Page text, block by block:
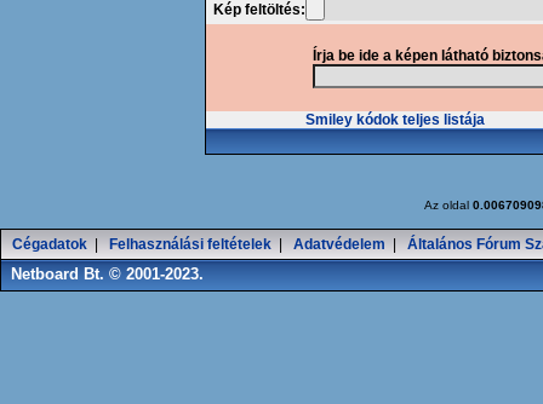
Kép feltöltés:
Írja be ide a képen látható
Smiley kódok teljes listája
Az oldal
Cégadatok Felhasználási feltételek Adatvédelem Általános Fórum
Netboard Bt. © 2001-2023.